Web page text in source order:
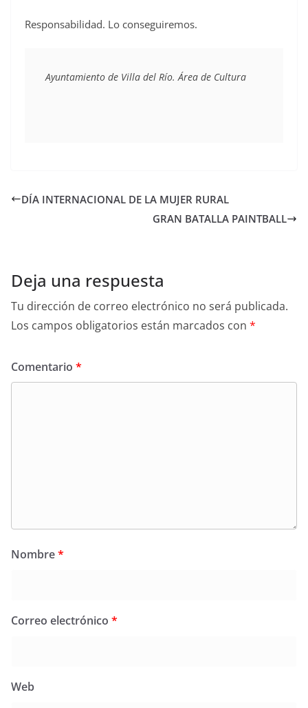
Responsabilidad. Lo conseguiremos.
Ayuntamiento de Villa del Río. Área de Cultura
DÍA INTERNACIONAL DE LA MUJER RURAL
GRAN BATALLA PAINTBALL
Deja una respuesta
Tu dirección de correo electrónico no será publicada.
Los campos obligatorios están marcados con *
Comentario *
Nombre*
Correo electrónico *
Web